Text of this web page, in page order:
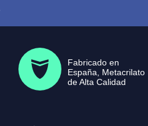
Fabricado en
España, Metacrilato
de Alta Calidad